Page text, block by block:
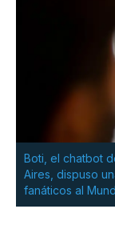
Boti, el chatbot
Aires, dispuso
fanáticos al